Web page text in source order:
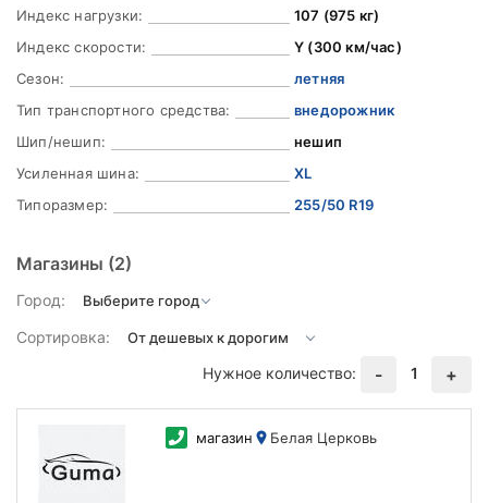
Индекс нагрузки:
107 (975 кг)
Индекс скорости:
Y (300 км/час)
Сезон:
летняя
Тип транспортного средства:
внедорожник
Шип/нешип:
нешип
Усиленная шина:
XL
Типоразмер:
255/50 R19
Магазины (2)
Город:
Сортировка:
Нужное количество:
- 1 +
магазин Белая Церковь